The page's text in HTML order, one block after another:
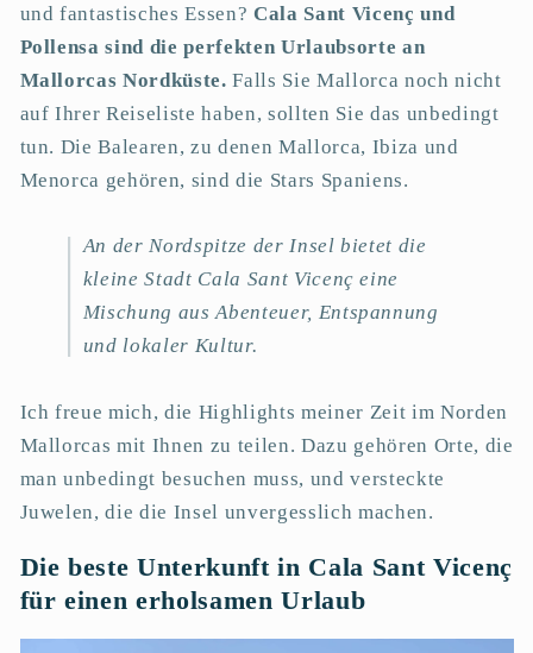
und fantastisches Essen? Cala Sant Vicenç und
Pollensa sind die perfekten Urlaubsorte an
Mallorcas Nordküste. Falls Sie Mallorca noch nicht
auf Ihrer Reiseliste haben, sollten Sie das unbedingt
tun. Die Balearen, zu denen Mallorca, Ibiza und
Menorca gehören, sind die Stars Spaniens.
An der Nordspitze der Insel bietet die
kleine Stadt Cala Sant Vicenç eine
Mischung aus Abenteuer, Entspannung
und lokaler Kultur.
Ich freue mich, die Highlights meiner Zeit im Norden
Mallorcas mit Ihnen zu teilen. Dazu gehören Orte, die
man unbedingt besuchen muss, und versteckte
Juwelen, die die Insel unvergesslich machen.
Die beste Unterkunft in Cala Sant Vicenç
für einen erholsamen Urlaub